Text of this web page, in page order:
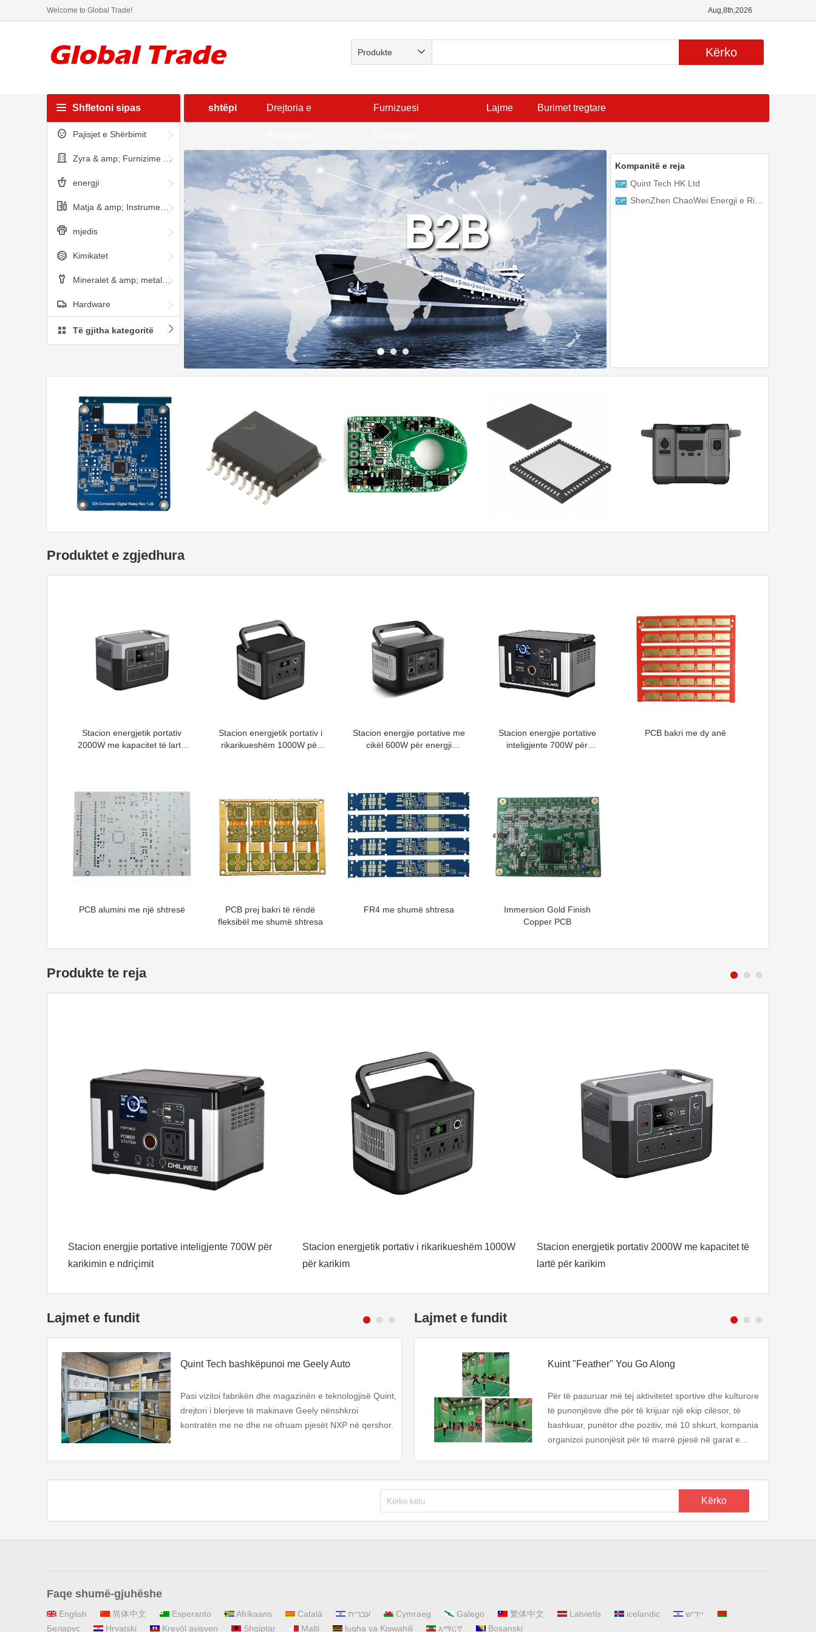
Welcome to Global Trade! Aug,8th,2026
Kërko
Shfletoni sipas
Kategorisë
Pajisjet e Shërbimit
Zyra & amp; Furnizime shkollore
energji
mjedis
Kimikatet
Mineralet & amp; metalurgji
Hardware
Të gjitha kategoritë
shtëpi Drejtoria e Furnizuesi Lajme Burimet tregtare
Kompanitë e reja
Quint Tech HK Ltd
Produktet e zgjedhura
Stacion energjetik portativ
2000W me kapacitet të lartë
Stacion energjetik portativ i
rikarikueshëm 1000W për
Stacion energjie portative me
cikël 600W për energji
Stacion energjie portative
inteligjente 700W për
PCB bakri me dy anë
PCB alumini me një shtresë
PCB prej bakri të rëndë
fleksibël me shumë shtresa
FR4 me shumë shtresa
Immersion Gold Finish
Copper PCB
Produkte te reja
Stacion energjie portative inteligjente 700W për
karikimin e ndriçimit
Stacion energjetik portativ i rikarikueshëm 1000W
për karikim
Stacion energjetik portativ 2000W me kapacitet të
lartë për karikim
Lajmet e fundit
Quint Tech bashkëpunoi me Geely Auto
Pasi vizitoi fabrikën dhe magazinën e teknologjisë Quint,
drejtori i blerjeve të makinave Geely nënshkroi
kontratën me ne dhe ne ofruam pjesët NXP në qershor.
Lajmet e fundit
Kuint "Feather" You Go Along
Për të pasuruar më tej aktivitetet sportive dhe kulturore
të punonjësve dhe për të krijuar një ekip cilësor, të
bashkuar, punëtor dhe pozitiv, më 10 shkurt, kompania
organizoi punonjësit për të marrë pjesë në garat e
Kërko
Faqe shumë-gjuhëshe
English 简体中文 Esperanto Afrikaans Català עִברִית Cymraeg Galego 繁体中文 Latvietis icelandic
יידיש
Беларус
Hrvatski Kreyòl ayisyen Shqiptar Malti lugha ya Kiswahili አማርኛ Bosanski